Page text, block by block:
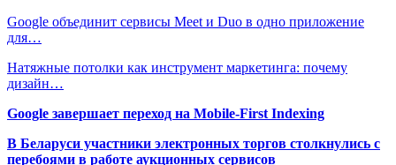
Google объединит сервисы Meet и Duo в одно приложение
для…
Натяжные потолки как инструмент маркетинга: почему
дизайн…
Google завершает переход на Mobile-First Indexing
В Беларуси участники электронных торгов столкнулись с
перебоями в работе аукционных сервисов